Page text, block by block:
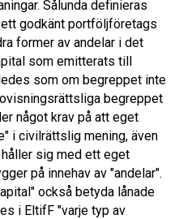
Sålunda definieras
godkänt portföljföretags
former av andelar i det
som emitterats till
som om begreppet inte
begreppet
något krav på att eget
i civilrättslig mening, även
sig med ett eget
på innehav av "andelar".
också betyda lånade
i EltifF "varje typ av